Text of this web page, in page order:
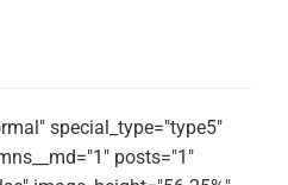
special_type="type5"
posts="1"